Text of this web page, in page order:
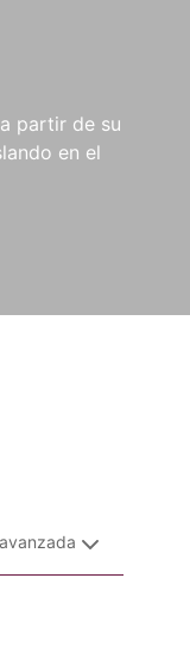
partir de su
en el